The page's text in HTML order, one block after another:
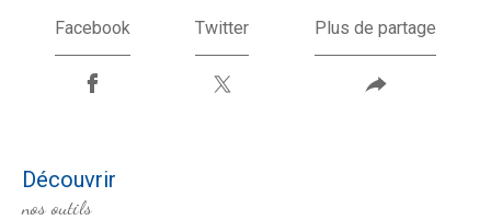
Facebook Twitter Plus de partage
découvrir
nos outils